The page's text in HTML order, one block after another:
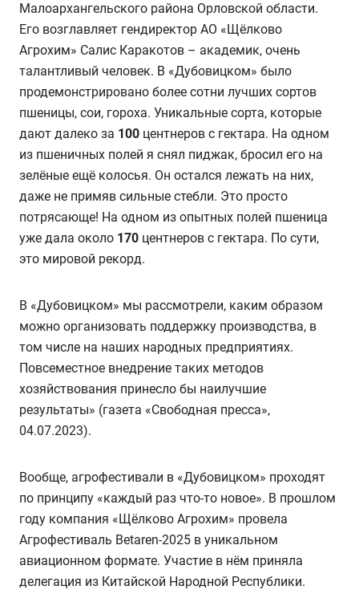
Малоархангельского района Орловской области.
Его возглавляет гендиректор АО «Щёлково
Агрохим» Салис Каракотов – академик, очень
талантливый человек. В «Дубовицком» было
продемонстрировано более сотни лучших сортов
пшеницы, сои, гороха. Уникальные сорта, которые
дают далеко за 100 центнеров с гектара. На одном
из пшеничных полей я снял пиджак, бросил его на
зелёные ещё колосья. Он остался лежать на них,
даже не примяв сильные стебли. Это просто
потрясающе! На одном из опытных полей пшеница
уже дала около 170 центнеров с гектара. По сути,
это мировой рекорд.
В «Дубовицком» мы рассмотрели, каким образом
можно организовать поддержку производства, в
том числе на наших народных предприятиях.
Повсеместное внедрение таких методов
хозяйствования принесло бы наилучшие
результаты» (газета «Свободная пресса»,
04.07.2023).
Вообще, агрофестивали в «Дубовицком» проходят
по принципу «каждый раз что-то новое». В прошлом
году компания «Щёлково Агрохим» провела
Агрофестиваль Betaren-2025 в уникальном
авиационном формате. Участие в нём приняла
делегация из Китайской Народной Республики.